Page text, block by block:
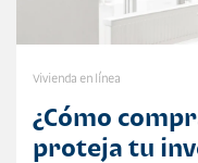
Vivienda en línea
¿Cómo
proteja tu